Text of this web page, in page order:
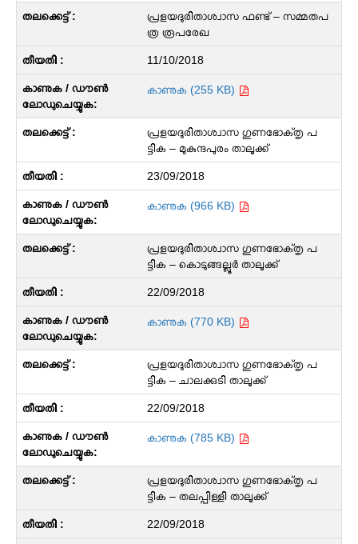
പ്രളയദുരിതാശ്വാസ ഫണ്ട് – സമ്മതപ
ത്ര രൂപരേഖ
11/10/2018
കാണുക (255 KB)
പ്രളയദുരിതാശ്വാസ ഗുണഭോക്‌തൃ പ
ട്ടിക – മുകുന്ദപുരം താലൂക്ക്
23/09/2018
കാണുക (966 KB)
പ്രളയദുരിതാശ്വാസ ഗുണഭോക്‌തൃ പ
ട്ടിക – കൊടുങ്ങല്ലൂര്‍ താലൂക്ക്
22/09/2018
കാണുക (770 KB)
പ്രളയദുരിതാശ്വാസ ഗുണഭോക്‌തൃ പ
ട്ടിക – ചാലക്കുടി താലൂക്ക്
22/09/2018
കാണുക (785 KB)
പ്രളയദുരിതാശ്വാസ ഗുണഭോക്‌തൃ പ
ട്ടിക – തലപ്പിള്ളി താലൂക്ക്
22/09/2018